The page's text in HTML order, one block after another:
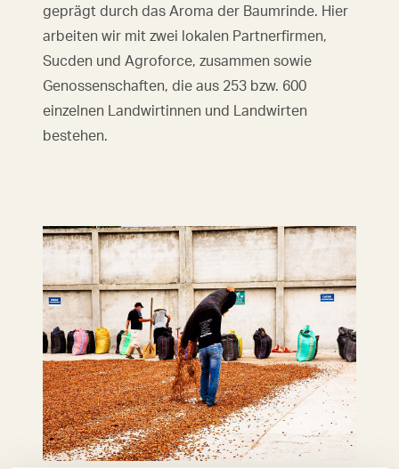
geprägt durch das Aroma der Baumrinde. Hier
arbeiten wir mit zwei lokalen Partnerfirmen,
Sucden und Agroforce, zusammen sowie
Genossenschaften, die aus 253 bzw. 600
einzelnen Landwirtinnen und Landwirten
bestehen.